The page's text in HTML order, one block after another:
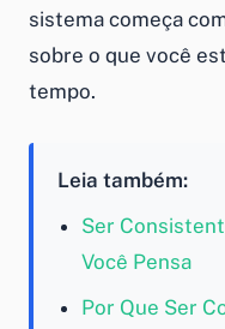
sistema começa
sobre o que você
tempo.
Leia também:
Ser
Você Pensa
Por Que Ser